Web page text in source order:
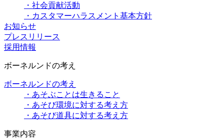
・社会貢献活動
・カスタマーハラスメント基本方針
お知らせ
プレスリリース
採用情報
ボーネルンドの考え
ボーネルンドの考え
・あそぶことは生きること
・あそび環境に対する考え方
・あそび道具に対する考え方
事業内容